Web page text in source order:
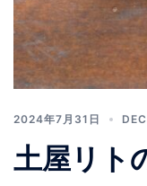
2024年7月31日
土屋リト